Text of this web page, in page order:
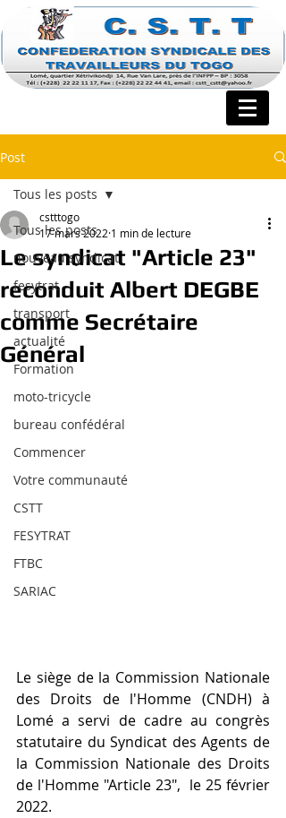
Post
Tous les posts
nouveau syndicat
fesytrat
transport
actualité
Formation
moto-tricycle
bureau confédéral
Commencer
Votre communauté
CSTT
FESYTRAT
FTBC
SARIAC
Tous les posts
Le syndicat "Article 23"
reconduit Albert DEGBE
comme Secrétaire
Général
cstttogo
17 mars 2022 1 min de lecture
Le siège de la Commission Nationale
des Droits de l'Homme (CNDH) à
Lomé a servi de cadre au congrès
statutaire du Syndicat des Agents de
la Commission Nationale des Droits
de l'Homme "Article 23",  le 25 février
2022.